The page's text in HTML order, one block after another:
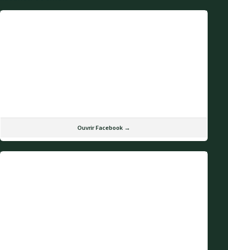
Ouvrir Facebook →